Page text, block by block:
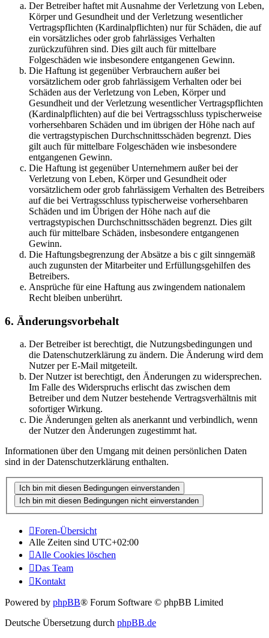
Der Betreiber haftet mit Ausnahme der Verletzung von Leben,
Körper und Gesundheit und der Verletzung wesentlicher
Vertragspflichten (Kardinalpflichten) nur für Schäden, die auf
ein vorsätzliches oder grob fahrlässiges Verhalten
zurückzuführen sind. Dies gilt auch für mittelbare
Folgeschäden wie insbesondere entgangenen Gewinn.
Die Haftung ist gegenüber Verbrauchern außer bei
vorsätzlichem oder grob fahrlässigem Verhalten oder bei
Schäden aus der Verletzung von Leben, Körper und
Gesundheit und der Verletzung wesentlicher Vertragspflichten
(Kardinalpflichten) auf die bei Vertragsschluss typischerweise
vorhersehbaren Schäden und im übrigen der Höhe nach auf
die vertragstypischen Durchschnittsschäden begrenzt. Dies
gilt auch für mittelbare Folgeschäden wie insbesondere
entgangenen Gewinn.
Die Haftung ist gegenüber Unternehmern außer bei der
Verletzung von Leben, Körper und Gesundheit oder
vorsätzlichem oder grob fahrlässigem Verhalten des Betreibers
auf die bei Vertragsschluss typischerweise vorhersehbaren
Schäden und im Übrigen der Höhe nach auf die
vertragstypischen Durchschnittsschäden begrenzt. Dies gilt
auch für mittelbare Schäden, insbesondere entgangenen
Gewinn.
Die Haftungsbegrenzung der Absätze a bis c gilt sinngemäß
auch zugunsten der Mitarbeiter und Erfüllungsgehilfen des
Betreibers.
Ansprüche für eine Haftung aus zwingendem nationalem
Recht bleiben unberührt.
6. Änderungsvorbehalt
Der Betreiber ist berechtigt, die Nutzungsbedingungen und
die Datenschutzerklärung zu ändern. Die Änderung wird dem
Nutzer per E-Mail mitgeteilt.
Der Nutzer ist berechtigt, den Änderungen zu widersprechen.
Im Falle des Widerspruchs erlischt das zwischen dem
Betreiber und dem Nutzer bestehende Vertragsverhältnis mit
sofortiger Wirkung.
Die Änderungen gelten als anerkannt und verbindlich, wenn
der Nutzer den Änderungen zugestimmt hat.
Informationen über den Umgang mit deinen persönlichen Daten
sind in der Datenschutzerklärung enthalten.
Foren-Übersicht
Alle Zeiten sind UTC+02:00
Alle Cookies löschen
Das Team
Kontakt
Powered by phpBB® Forum Software © phpBB Limited
Deutsche Übersetzung durch phpBB.de